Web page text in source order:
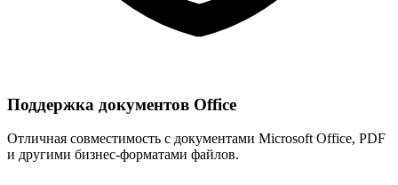
Поддержка документов Office
Отличная совместимость с документами Microsoft Office, PDF
и другими бизнес-форматами файлов.